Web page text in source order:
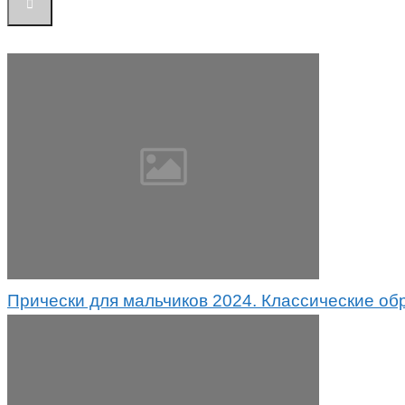
Прически для мальчиков 2024. Классические